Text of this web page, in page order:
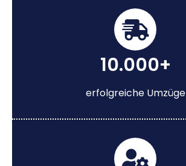
10.000+
erfolgreiche Umzüge